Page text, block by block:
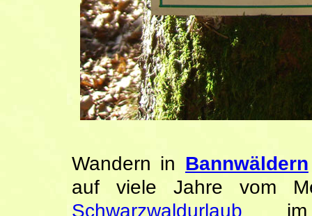
Wandern in Bannwäldern
auf viele Jahre vom
Schwarzwaldurlaub